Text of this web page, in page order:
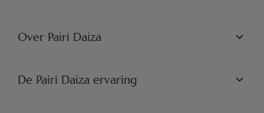
Over Pairi Daiza
FILOSOFIE
JOBS
De Pairi Daiza ervaring